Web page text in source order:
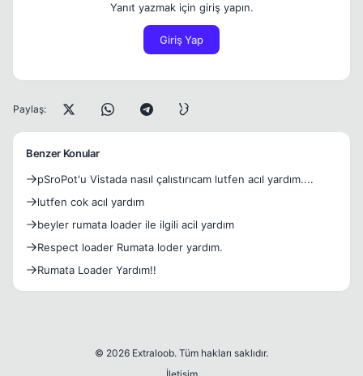
Yanıt yazmak için giriş yapın.
Giriş Yap
Paylaş:
Benzer Konular
pSroPot'u Vistada nasıl çalıstırıcam lutfen acıl yardım....
lutfen cok acıl yardım
beyler rumata loader ile ilgili acil yardım
Respect loader Rumata loder yardım.
Rumata Loader Yardım!!
© 2026 Extraloob. Tüm hakları saklıdır.